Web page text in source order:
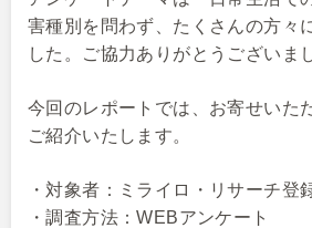
害種別を問わず、たくさんの方々
した。ご協力ありがとうございま
今回のレポートでは、お寄せいた
ご紹介いたします。
・対象者：ミライロ・リサーチ登
・調査方法：WEBアンケート